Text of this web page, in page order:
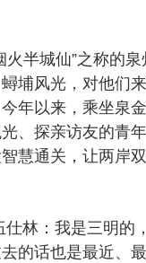
半城仙”之称的泉
埔风光，对他们
年以来，乘坐泉
、探亲访友的青
慧通关，让两岸
林：我是三明的
的话也是最近、